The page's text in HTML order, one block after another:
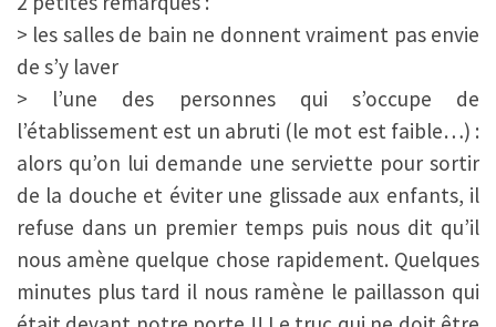
> les salles de bain ne donnent vraiment pas envie
de s’y laver
> l’une des personnes qui s’occupe de
l’établissement est un abruti (le mot est faible…) :
alors qu’on lui demande une serviette pour sortir
de la douche et éviter une glissade aux enfants, il
refuse dans un premier temps puis nous dit qu’il
nous amène quelque chose rapidement. Quelques
minutes plus tard il nous ramène le paillasson qui